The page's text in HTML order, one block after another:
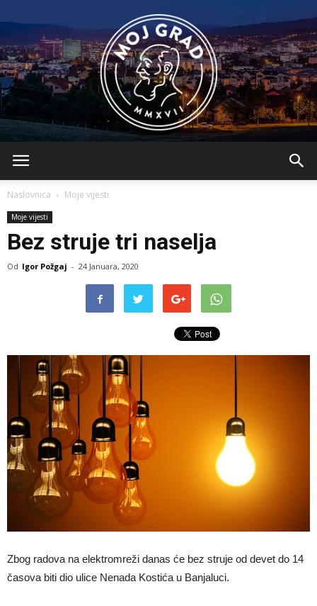
Naslovnica Moje vijesti
Moje vijesti
Bez struje tri naselja
Od Igor Požgaj - 24 Januara, 2020
Zbog radova na elektromreži danas će bez struje od devet do 14
časova biti dio ulice Nenada Kostića u Banjaluci.